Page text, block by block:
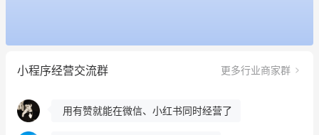
小程序经营交流群 更多行业商家群
冰墩墩货源充足需要的联系我
这个营销策划案例推荐大家看一下
用有赞就能在微信、小红书同时经营了